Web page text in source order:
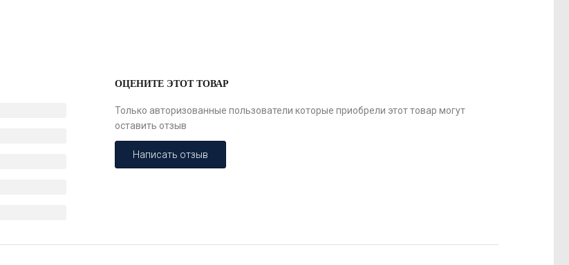
ОЦЕНИТЕ ЭТОТ ТОВАР
Только авторизованные пользователи которые приобрели этот товар могут
оставить отзыв
Написать отзыв